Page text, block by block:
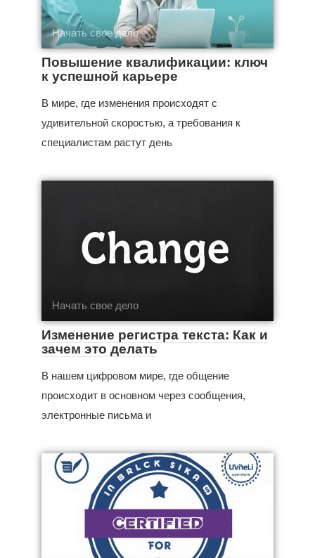
Начать свое дело
Повышение квалификации: ключ
к успешной карьере
В мире, где изменения происходят с
удивительной скоростью, а требования к
специалистам растут день
Начать свое дело
Изменение регистра текста: Как и
зачем это делать
В нашем цифровом мире, где общение
происходит в основном через сообщения,
электронные письма и